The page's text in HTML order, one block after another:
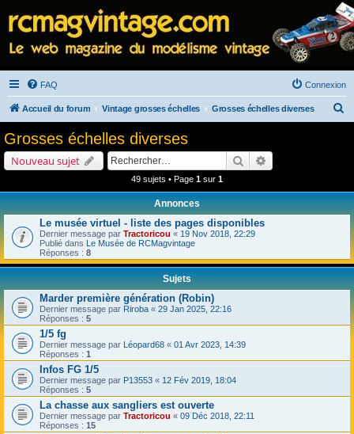
FAQ Connexion
Accueil du forum Vintage grosses échelles Grosses échelles diverses
e
Grosses échelles diverses
Nouveau sujet Rechercher
49 sujets • Page 1 sur 1
Annonces
Le musée virtuel - liste des pages disponibles
Dernier message par Tractoricou « 19 Nov 2018, 22:29
Publié dans Le Musée de RCMagvintage
Réponses : 8
Sujets
Marder première génération (Robin)
Dernier message par Riroba « 29 Jan 2025, 22:16
Réponses : 5
1/5 fg
Dernier message par Léopard68 « 01 Avr 2023, 14:39
Réponses : 1
Infos FG 1/5
Dernier message par P13553 « 12 Fév 2019, 18:04
Réponses : 5
La chasse aux sangliers est ouverte
Dernier message par Tractoricou « 09 Déc 2018, 22:11
Réponses : 15